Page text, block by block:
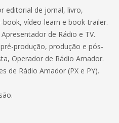
editorial de jornal, livro,
vídeo-learn e book-trailer.
de Rádio e TV.
produção, produção e pós-
Operador de Rádio Amador.
de Rádio Amador (PX e PY).